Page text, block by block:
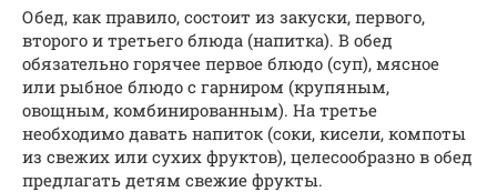
Обед, как правило, состоит из закуски, первого,
второго и третьего блюда (напитка). В обед
обязательно горячее первое блюдо (суп), мясное
или рыбное блюдо с гарниром (крупяным,
овощным, комбинированным). На третье
необходимо давать напиток (соки, кисели, компоты
из свежих или сухих фруктов), целесообразно в обед
предлагать детям свежие фрукты.